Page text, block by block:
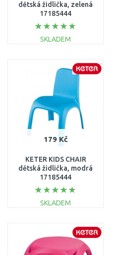
dětská židlička, zelená
17185444
SKLADEM
Porovnat
179 Kč
KETER KIDS CHAIR
dětská židlička, modrá
17185444
SKLADEM